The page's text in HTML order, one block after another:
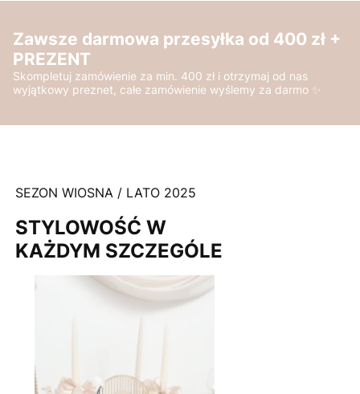
Zawsze darmowa przesyłka od 400 zł +
PREZENT
Skompletuj zamówienie za min. 400 zł i otrzymaj od nas
wyjątkowy preznet, całe zamówienie wyślemy za darmo ✨
SEZON WIOSNA / LATO 2025
STYLOWOŚĆ W
KAŻDYM SZCZEGÓLE